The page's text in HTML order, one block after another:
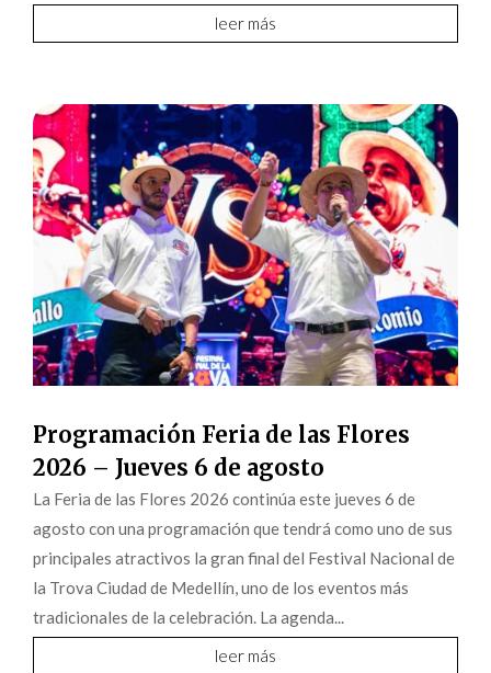
leer más
Programación Feria de las Flores
2026 – Jueves 6 de agosto
La Feria de las Flores 2026 continúa este jueves 6 de
agosto con una programación que tendrá como uno de sus
principales atractivos la gran final del Festival Nacional de
la Trova Ciudad de Medellín, uno de los eventos más
tradicionales de la celebración. La agenda...
leer más